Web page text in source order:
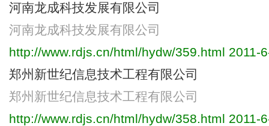
河南龙成科技发展有限公司
河南龙成科技发展有限公司
http://www.rdjs.cn/html/hydw/359.html 2011-
郑州新世纪信息技术工程有限公司
郑州新世纪信息技术工程有限公司
http://www.rdjs.cn/html/hydw/358.html 2011-